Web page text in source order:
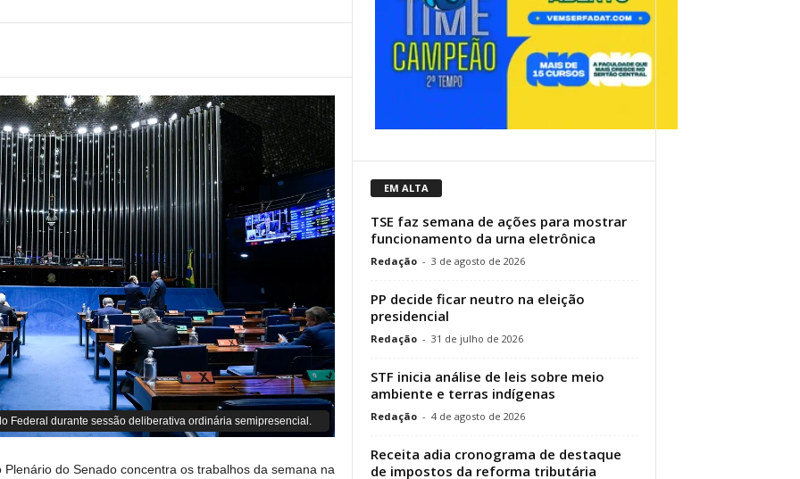
Federal durante sessão deliberativa ordinária semipresencial.
do Senado concentra os trabalhos da semana na
EM ALTA
TSE faz semana de ações para mostrar
funcionamento da urna eletrônica
Redação - 3 de agosto de 2026
PP decide ficar neutro na eleição
presidencial
Redação - 31 de julho de 2026
STF inicia análise de leis sobre meio
ambiente e terras indígenas
Redação - 4 de agosto de 2026
Receita adia cronograma de destaque
de impostos da reforma tributária